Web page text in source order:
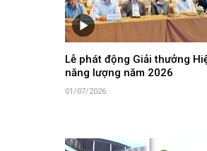
Lễ phát động Giải thưởng
năng lượng năm 2026
01/07/2026